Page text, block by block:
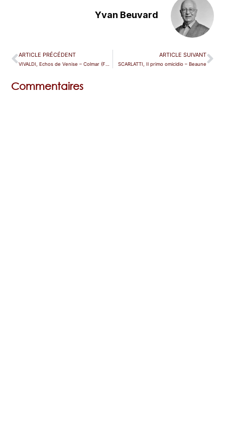
Yvan Beuvard
ARTICLE PRÉCÉDENT
VIVALDI, Echos de Venise – Colmar (Festival)
ARTICLE SUIVANT
SCARLATTI, Il primo omicidio – Beaune
Commentaires